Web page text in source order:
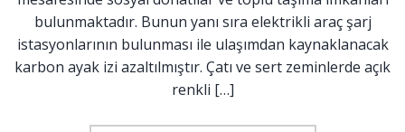
bulunmaktadır. Bunun yanı sıra elektrikli araç şarj
istasyonlarının bulunması ile ulaşımdan kaynaklanacak
karbon ayak izi azaltılmıştır. Çatı ve sert zeminlerde açık
renkli […]